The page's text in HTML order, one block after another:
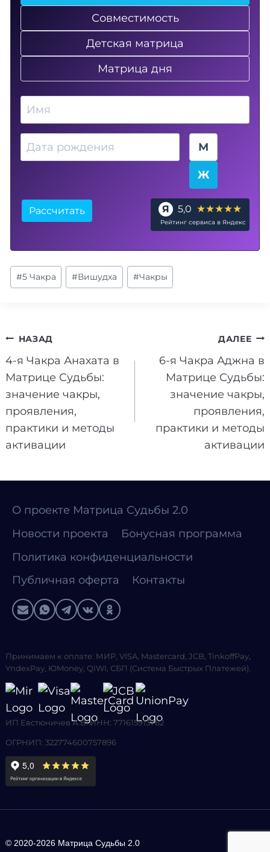
Совместимость
Детская матрица
Матрица дня
Имя
Дата рождения Пол
М
Ж
Рассчитать Я 5,0 ★★★★★
Рейтинг сервиса в Яндекс
Метки
записи:
#5 Чакра #Вишудха #Чакры
Навигация
по
записям
НАЗАД
4-я Чакра Анахата в
Матрице Судьбы:
значение чакры,
проявления,
практики и методы
активации
ДАЛЕЕ
6-я Чакра Аджна в
Матрице Судьбы:
значение чакры,
проявления,
практики и методы
активации
Принимаем к оплате: МИР, VISA, Mastercard, JCB, TinkoffPay,
YndexPay, ЮMoney, QIWI, СБП (Система Быстрых Платежей).
ИП Евстюничев А.В. ИНН: 771615913762
ОГРНИП: 322774600757896
О проекте Матрица Судьбы 2.0
Новости проекта
Бонусная программа
Политика конфиденциальности
Публичная оферта
Контакты
© 2020-2026 Матрица Судьбы 2.0